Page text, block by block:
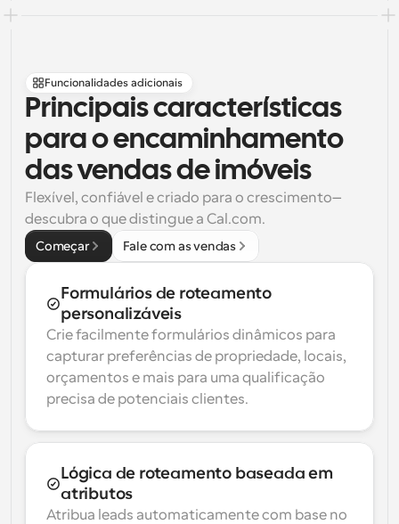
Funcionalidades adicionais
Principais características
para o encaminhamento
das vendas de imóveis
Flexível, confiável e criado para o crescimento—
descubra o que distingue a Cal.com.
Começar Fale com as vendas
Formulários de roteamento
personalizáveis
Crie facilmente formulários dinâmicos para
capturar preferências de propriedade, locais,
orçamentos e mais para uma qualificação
precisa de potenciais clientes.
Lógica de roteamento baseada em
atributos
Atribua leads automaticamente com base no